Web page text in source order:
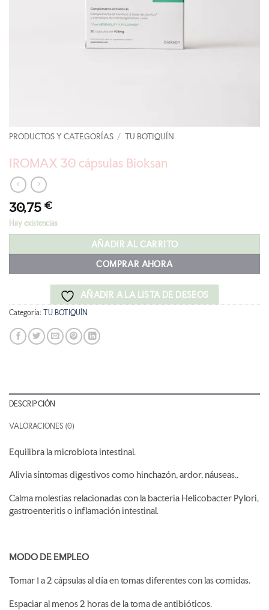
PRODUCTOS Y CATEGORÍAS / TU BOTIQUÍN
IROMAX 30 cápsulas Bioksan
30,75 €
Hay existencias
AÑADIR AL CARRITO
COMPRAR AHORA
AÑADIR A LA LISTA DE DESEOS
Categoría: TU BOTIQUÍN
DESCRIPCIÓN
VALORACIONES (0)
Equilibra la microbiota intestinal.
Alivia síntomasdigestivos como hinchazón, ardor, náuseas..
Calma molestias relacionadas con la bacteria Helicobacter Pylori,
gastroenteritis o inflamación intestinal.
MODO DE EMPLEO
Tomar1 a 2 cápsulas al día en tomas diferentes con las comidas.
Espaciar al menos 2 horas de la toma de antibióticos.